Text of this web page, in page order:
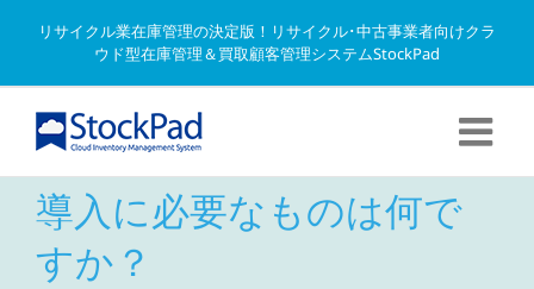
リサイクル業在庫管理の決定版！リサイクル･中古事業者向けクラ
ウド型在庫管理＆買取顧客管理システムStockPad
導入に必要なものは何で
すか？